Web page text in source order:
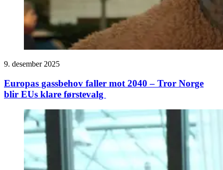
9. desember 2025
Europas gassbehov faller mot 2040 – Tror Norge
blir EUs klare førstevalg